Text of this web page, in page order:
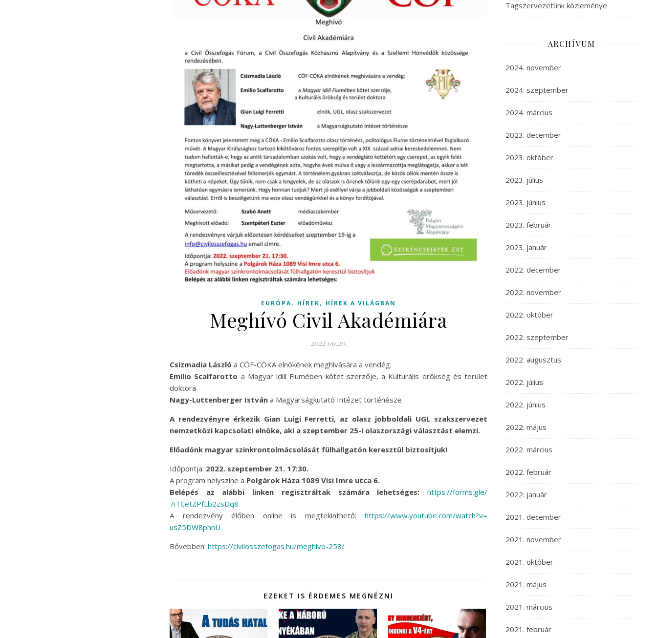
EURÓPA, HÍREK, HÍREK A VILÁGBAN
Meghívó Civil Akadémiára
2022.09.20.
Csizmadia László a CÖF-CÖKA elnökének meghívására a vendég:
Emilio Scalfarotto a Magyar idill Fiumében kötet szerzője, a Kulturális örökség és terület
doktora
Nagy-Luttenberger István a Magyarságkutató Intézet történésze
A rendezvényre érkezik Gian Luigi Ferretti, az olasz jobboldali UGL szakszervezet
nemzetközi kapcsolati elnöke, aki a szeptember 25-i olaszországi választást elemzi.
Előadónk magyar szinkrontolmácsolását fülhallgatón keresztül biztosítjuk!
Időpontja: 2022. szeptember 21. 17:30.
A program helyszíne a Polgárok Háza 1089 Visi Imre utca 6.
Belépés az alábbi linken regisztráltak számára lehetséges: https://forms.gle/
7iTCetZPfLb2zsDq8
A rendezvény élőben online is megtekinthető: https://www.youtube.com/watch?v=
usZ5DW8phnU
Bővebben: https://civilosszefogas.hu/meghivo-258/
EZEKET IS ÉRDEMES MEGNÉZNI
Tagszervezetünk közleménye
ARCHÍVUM
2024. november
2024. szeptember
2024. március
2023. december
2023. október
2023. július
2023. június
2023. február
2023. január
2022. december
2022. november
2022. október
2022. szeptember
2022. augusztus
2022. július
2022. június
2022. május
2022. március
2022. február
2022. január
2021. december
2021. november
2021. október
2021. május
2021. március
2021. február